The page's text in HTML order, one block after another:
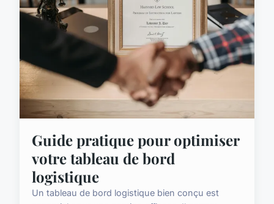
Guide pratique pour optimiser
votre tableau de bord
logistique
Un tableau de bord logistique bien conçu est